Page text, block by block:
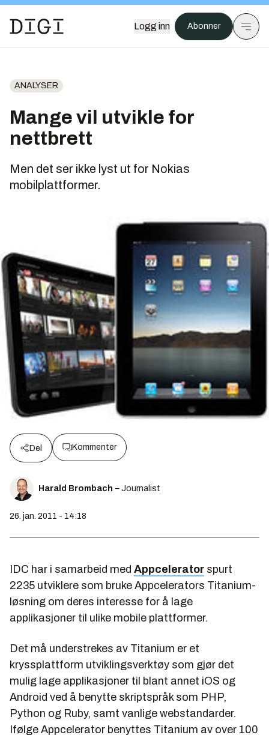
Logg inn Abonner
ANALYSER
Mange vil utvikle for
nettbrett
Men det ser ikke lyst ut for Nokias
mobilplattformer.
Del Kommenter
Harald Brombach – Journalist
26. jan. 2011 - 14:18
IDC har i samarbeid med Appcelerator spurt
2235 utviklere som bruke Appcelerators Titanium-
løsning om deres interesse for å lage
applikasjoner til ulike mobile plattformer.
Det må understrekes av Titanium er et
kryssplattform utviklingsverktøy som gjør det
mulig lage applikasjoner til blant annet iOS og
Android ved å benytte skriptspråk som PHP,
Python og Ruby, samt vanlige webstandarder.
Ifølge Appcelerator benyttes Titanium av over 100